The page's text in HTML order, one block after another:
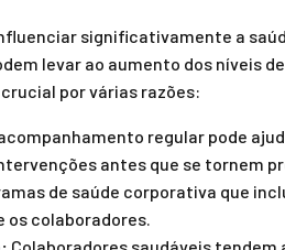
significativamente a
levar ao aumento dos níveis
crucial por várias razões:
regular pode
antes que se tornem
de saúde corporativa que
os colaboradores.